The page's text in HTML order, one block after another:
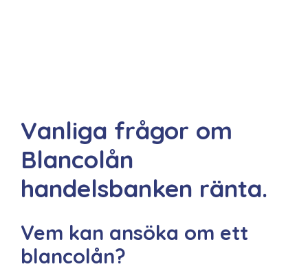
Vanliga frågor om
Blancolån
handelsbanken ränta.
Vem kan ansöka om ett
blancolån?